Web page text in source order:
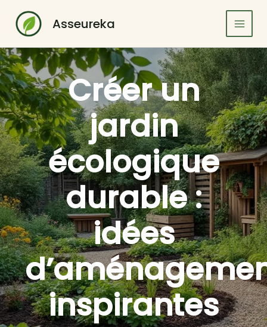
contenu
Asseureka
Créer un
jardin
écologique
durable :
idées
inspirantes